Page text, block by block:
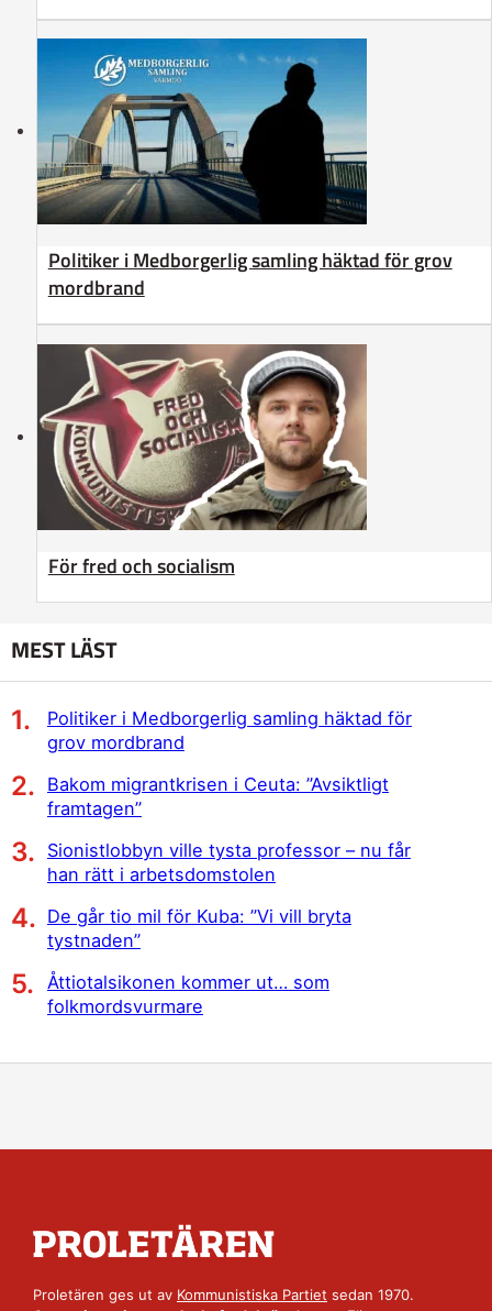
Politiker i Medborgerlig samling häktad för grov
mordbrand
För fred och socialism
MEST LÄST
Politiker i Medborgerlig samling häktad för
grov mordbrand
Bakom migrantkrisen i Ceuta: ”Avsiktligt
framtagen”
Sionistlobbyn ville tysta professor – nu får
han rätt i arbetsdomstolen
De går tio mil för Kuba: ”Vi vill bryta
tystnaden”
Åttiotalsikonen kommer ut… som
folkmordsvurmare
Proletären ges ut av Kommunistiska Partiet sedan 1970.